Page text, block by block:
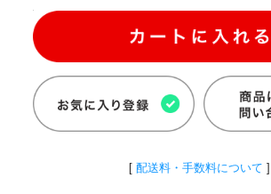
[ 配送料・手数料について ]